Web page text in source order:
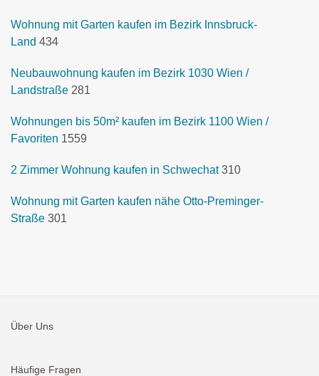
Wohnung mit Garten kaufen im Bezirk Innsbruck-
Land 434
Neubauwohnung kaufen im Bezirk 1030 Wien /
Landstraße 281
Wohnungen bis 50m² kaufen im Bezirk 1100 Wien /
Favoriten 1559
2 Zimmer Wohnung kaufen in Schwechat 310
Wohnung mit Garten kaufen nähe Otto-Preminger-
Straße 301
Über Uns
Häufige Fragen